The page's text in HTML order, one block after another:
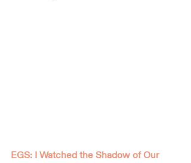
EGS: I Watched the Shadow of Our